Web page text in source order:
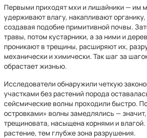
Первыми приходят мхи и лишайники — им
удерживают влагу, накапливают
создавая подобие примитивной почвы.
травы, потом кустарники, а за ними и
проникают в трещины, расширяют их,
механически и химически. Так шаг за
обрастает жизнью.
Исследователи обнаружили четкую
участками без растений порода
сейсмические волны проходили быстро.
островками» волны замедлялись —
трещиновата, насыщена корнями и
растение, тем глубже зона разрушения.